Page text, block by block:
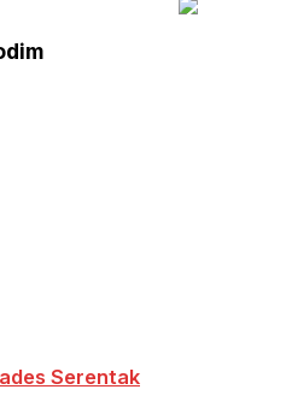
Serentak